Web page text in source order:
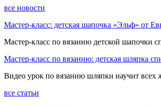
все новости
Мастер-класс: детская шапочка «Эльф» от
Мастер-класс по вязанию детской шапочки
Мастер-класс по вязанию: детская шляпка
Видео урок по вязанию шляпки научит
все статьи